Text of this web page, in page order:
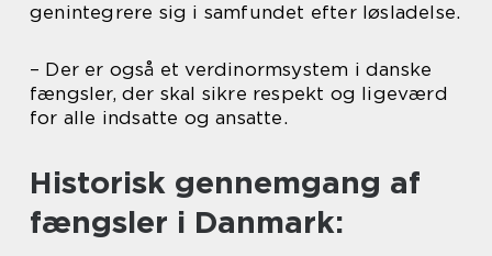
genintegrere sig i samfundet efter løsladelse.
– Der er også et verdinormsystem i danske
fængsler, der skal sikre respekt og ligeværd
for alle indsatte og ansatte.
Historisk gennemgang af
fængsler i Danmark: